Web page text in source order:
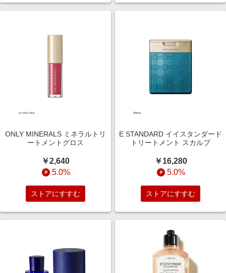
ONLY MINERALS ミネラルトリ
ートメントグロス
￥2,640
5.0%
ストアにすすむ
E STANDARD イイスタンダード
トリートメント スカルプ
￥16,280
5.0%
ストアにすすむ